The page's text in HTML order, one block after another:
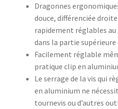
Dragonnes
douce, différenciée droite
rapidement réglables au
dans la partie supérieure
Facilement réglable
pratique clip en
Le serrage de la vis qui
en aluminium ne
tournevis ou d’autres